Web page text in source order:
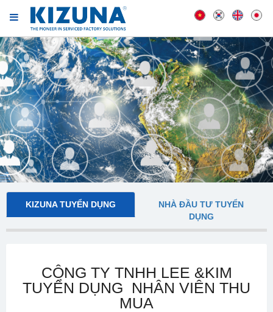
KIZUNA TUYỂN DỤNG
NHÀ ĐẦU TƯ TUYỂN
DỤNG
CÔNG TY TNHH LEE &KIM
TUYỂN DỤNG NHÂN VIÊN THU
MUA